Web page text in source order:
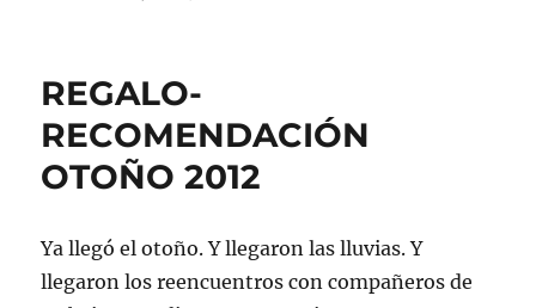
REGALO-
RECOMENDACIÓN
OTOÑO 2012
Ya llegó el otoño. Y llegaron las lluvias. Y
llegaron los reencuentros con compañeros de